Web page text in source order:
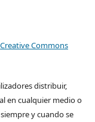
Creative Commons
distribuir,
en cualquier medio o
y cuando se